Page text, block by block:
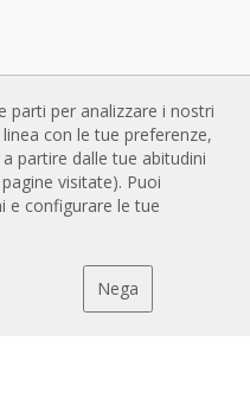
energetico
e disinfezione
parti per analizzare i nostri
con le tue preferenze,
partire dalle tue abitudini
visitate). Puoi
e configurare le tue
Nega